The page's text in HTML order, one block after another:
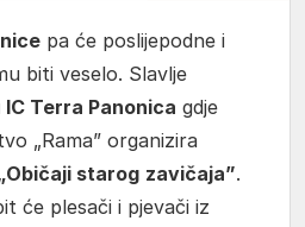
pa će poslijepodne i
biti veselo. Slavlje
IC Terra Panonica gdje
„Rama” organizira
starog zavičaja”.
će plesači i pjevači iz